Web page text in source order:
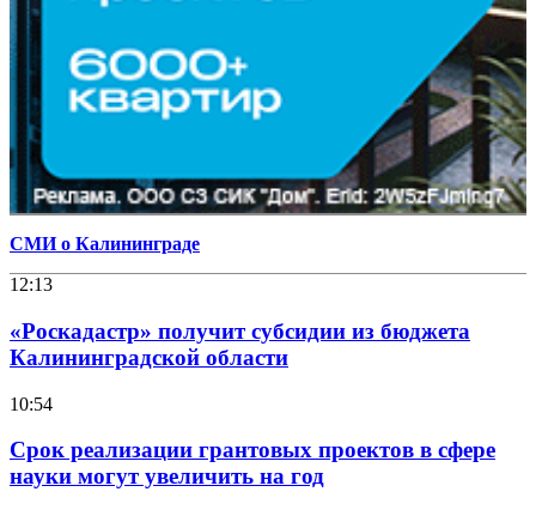
СМИ о Калининграде
12:13
«Роскадастр» получит субсидии из бюджета
Калининградской области
10:54
Срок реализации грантовых проектов в сфере
науки могут увеличить на год